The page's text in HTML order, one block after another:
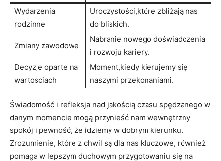
Wydarzenia
rodzinne
Uroczystości,które zbliżają nas‍
do bliskich.
Zmiany ‍zawodowe
Nabranie nowego doświadczenia
i rozwoju kariery.
Decyzje oparte na
wartościach
Moment,kiedy kierujemy się
naszymi przekonaniami.
Świadomość i refleksja nad jakością czasu spędzanego w
danym momencie mogą przynieść nam wewnętrzny
spokój i pewność,⁢ że idziemy w dobrym ⁣kierunku.
Zrozumienie, które z chwil są dla nas kluczowe, również
pomaga w⁣ lepszym duchowym przygotowaniu⁢ się‍ na​